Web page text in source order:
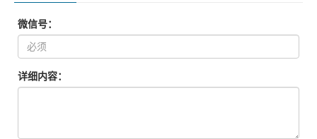
微信号：
详细内容：